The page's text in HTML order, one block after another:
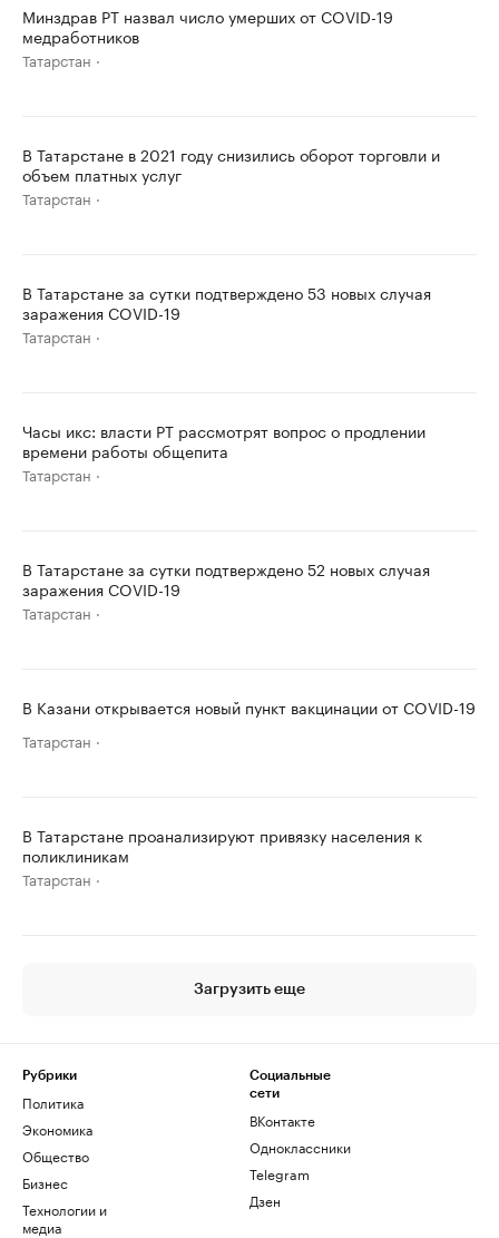
Минздрав РТ назвал число умерших от COVID-19
медработников
Татарстан
В Татарстане в 2021 году снизились оборот торговли и
объем платных услуг
Татарстан
В Татарстане за сутки подтверждено 53 новых случая
заражения COVID-19
Татарстан
Часы икс: власти РТ рассмотрят вопрос о продлении
времени работы общепита
Татарстан
В Татарстане за сутки подтверждено 52 новых случая
заражения COVID-19
Татарстан
В Казани открывается новый пункт вакцинации от COVID-19
Татарстан
В Татарстане проанализируют привязку населения к
поликлиникам
Татарстан
Загрузить еще
Рубрики
Политика
Экономика
Общество
Бизнес
Технологии и
медиа
Социальные
сети
ВКонтакте
Одноклассники
Telegram
Дзен